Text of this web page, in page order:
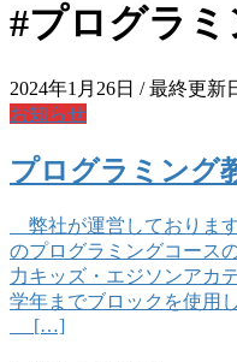
#プログラ
2024年1月26日 / 最終更新
お知らせ
プログラミング
弊社が運営しておりま
のプログラミングコー
力キッズ・エジソンア
学年までブロックを使用
[…]